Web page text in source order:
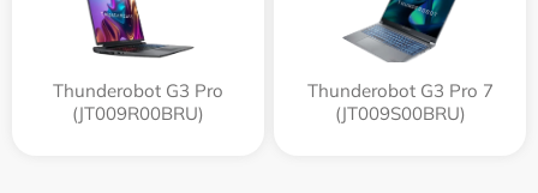
Thunderobot G3 Pro
(JT009R00BRU)
Thunderobot G3 Pro 7
(JT009S00BRU)